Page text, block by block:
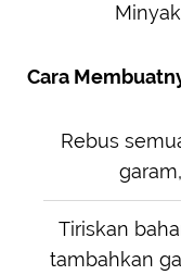
Cara
Rebus
Tiriskan
tambahkan